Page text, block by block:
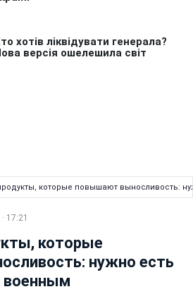
которые повышают выносливость:
17:21
которые
нужно есть
военным